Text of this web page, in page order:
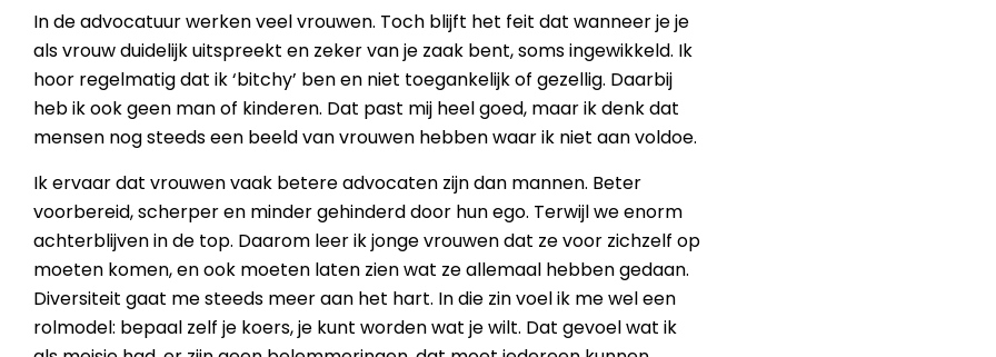
In de advocatuur werken veel vrouwen. Toch blijft het feit dat wanneer je je
als vrouw duidelijk uitspreekt en zeker van je zaak bent, soms ingewikkeld. Ik
hoor regelmatig dat ik ‘bitchy’ ben en niet toegankelijk of gezellig. Daarbij
heb ik ook geen man of kinderen. Dat past mij heel goed, maar ik denk dat
mensen nog steeds een beeld van vrouwen hebben waar ik niet aan voldoe.
Ik ervaar dat vrouwen vaak betere advocaten zijn dan mannen. Beter
voorbereid, scherper en minder gehinderd door hun ego. Terwijl we enorm
achterblijven in de top. Daarom leer ik jonge vrouwen dat ze voor zichzelf op
moeten komen, en ook moeten laten zien wat ze allemaal hebben gedaan.
Diversiteit gaat me steeds meer aan het hart. In die zin voel ik me wel een
rolmodel: bepaal zelf je koers, je kunt worden wat je wilt. Dat gevoel wat ik